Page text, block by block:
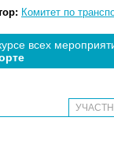
Комитет по
всех